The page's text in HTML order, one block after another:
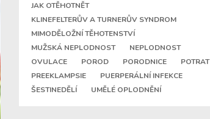
JAK OTĚHOTNĚT
KLINEFELTERŮV A TURNERŮV SYNDROM
MIMODĚLOŽNÍ TĚHOTENSTVÍ
MUŽSKÁ NEPLODNOST
NEPLODNOST
OVULACE
POROD PORODNICE
POTRAT
PREEKLAMPSIE
PUERPERÁLNÍ INFEKCE
ŠESTINEDĚLÍ
UMĚLÉ OPLODNĚNÍ